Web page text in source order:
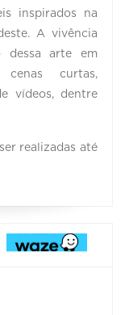
inspirados na
A vivência
dessa arte em
cenas curtas,
vídeos, dentre
realizadas até